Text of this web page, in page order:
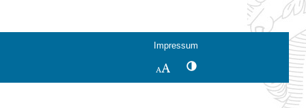
Impressum
SchriftgrößeKontrastwechsel